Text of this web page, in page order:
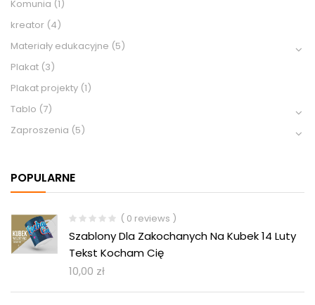
Komunia (1)
kreator (4)
Materiały edukacyjne (5)
Plakat (3)
Plakat projekty (1)
Tablo (7)
Zaproszenia (5)
POPULARNE
( 0 reviews )
Szablony Dla Zakochanych Na Kubek 14 Luty
Tekst Kocham Cię
10,00 zł